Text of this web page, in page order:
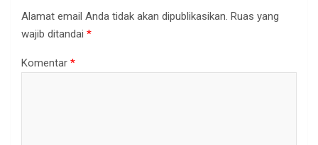
Alamat email Anda tidak akan dipublikasikan. Ruas yang
wajib ditandai *
Komentar *